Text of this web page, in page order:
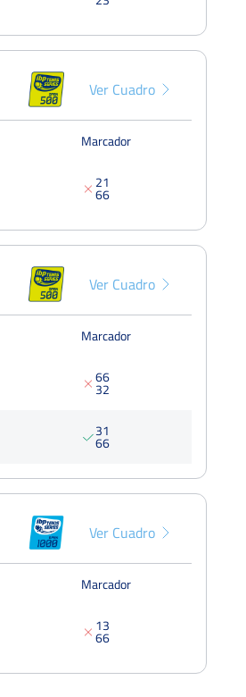
Ver Cuadro
Marcador
2
6
1
6
Ver Cuadro
Marcador
6
3
6
2
3
6
1
6
Ver Cuadro
Marcador
1
6
3
6